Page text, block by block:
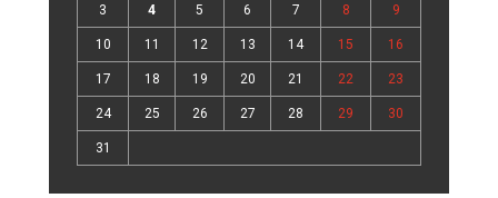
3 4 5 6 7 8 9
10 11 12 13 14 15 16
17 18 19 20 21 22 23
24 25 26 27 28 29 30
31